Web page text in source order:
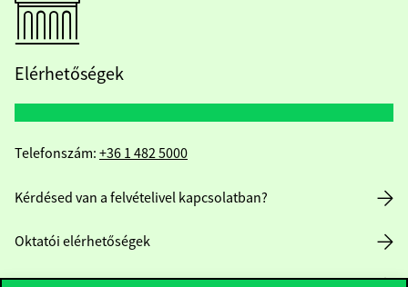
Elérhetőségek
Telefonszám: +36 1 482 5000
Kérdésed van a felvételivel kapcsolatban?
Oktatói elérhetőségek